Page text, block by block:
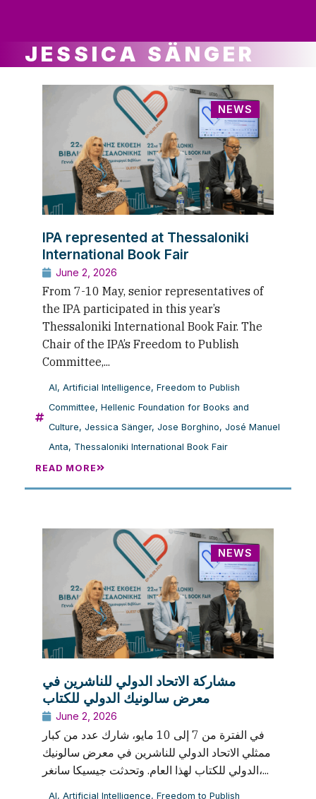
JESSICA SÄNGER
NEWS
IPA represented at Thessaloniki
International Book Fair
June 2, 2026
From 7-10 May, senior representatives of
the IPA participated in this year’s
Thessaloniki International Book Fair. The
Chair of the IPA’s Freedom to Publish
Committee,...
AI, Artificial Intelligence, Freedom to Publish
Committee, Hellenic Foundation for Books and
Culture, Jessica Sänger, Jose Borghino, José Manuel
Anta, Thessaloniki International Book Fair
READ MORE
NEWS
مشاركة الاتحاد الدولي للناشرين في
معرض سالونيك الدولي للكتاب
June 2, 2026
في الفترة من 7 إلى 10 مايو، شارك عدد من كبار
ممثلي الاتحاد الدولي للناشرين في معرض سالونيك
الدولي للكتاب لهذا العام. وتحدثت جيسيكا سانغر،...
AI, Artificial Intelligence, Freedom to Publish